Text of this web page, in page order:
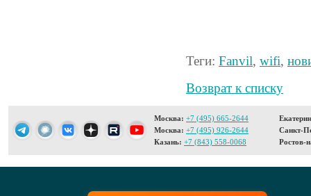
Теги: Fanvil, wifi,
Возврат к списку
Москва: +7 (495) 665-2644
Москва: +7 (495) 926-2644
Казань: +7 (843) 558-0068
Санкт-
Ростов-